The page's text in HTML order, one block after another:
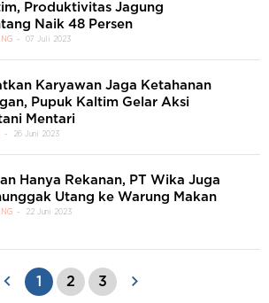
Produktivitas Jagung
Naik 48 Persen
07 Juli 2023
Karyawan Jaga Ketahanan
Pupuk Kaltim Gelar Aksi
Mentari
26 Juni 2023
Hanya Rekanan, PT Wika Juga
Utang ke Warung Makan
22 Juni 2023
1 2 3